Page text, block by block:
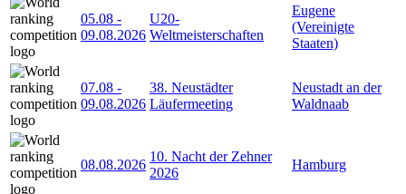
05.08 -
09.08.2026
U20-
Weltmeisterschaften
Eugene
(Vereinigte
Staaten)
07.08 -
09.08.2026
38. Neustädter
Läufermeeting
Neustadt an der
Waldnaab
08.08.2026
10. Nacht der Zehner
2026
Hamburg